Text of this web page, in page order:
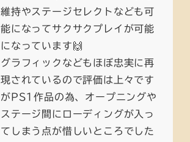
維持やステージセレクトなども可
能になってサクサクプレイが可能
になっています🙌
グラフィックなどもほぼ忠実に再
現されているので評価は上々です
がPS1作品の為、オープニングや
ステージ間にローディングが入っ
てしまう点が惜しいところでした